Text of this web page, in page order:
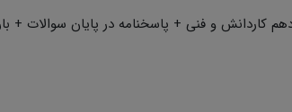
کاردانش و فنی + پاسخنامه در پایان سوالات +